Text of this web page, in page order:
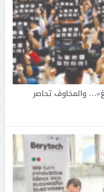
والمخاوف تحاصر